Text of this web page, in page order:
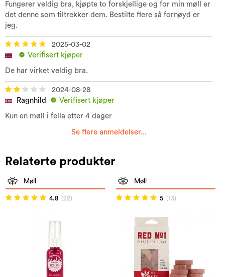
Fungerer veldig bra, kjøpte to forskjellige og for min møll er
det denne som tiltrekker dem. Bestilte flere så fornøyd er
jeg.
2025-03-02
Verifisert kjøper
De har virket veldig bra.
2024-08-28
Ragnhild
Verifisert kjøper
Kun en møll i fella etter 4 dager
Se flere anmeldelser...
Relaterte produkter
Møll
4.8 (22)
Møll
5 (13)